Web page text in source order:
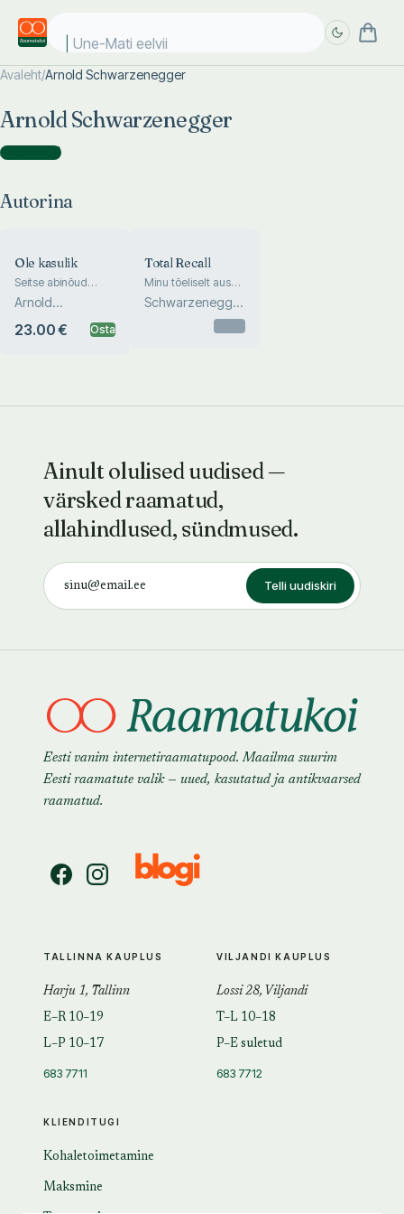
Une-Mati eelviim
Avaleht/Arnold Schwarzenegger
Arnold Schwarzenegger
Autorina )
Autorina
Ole kasulik
Seitse abinõud
eluks
Arnold
Schwarzenegger
23.00 € Osta
Total Recall
Minu tõeliselt aus
elulugu
Schwarzenegger,
Ainult olulised uudised —
värsked raamatud,
allahindlused, sündmused.
Telli uudiskiri
Eesti vanim internetiraamatupood. Maailma suurim
Eesti raamatute valik — uued, kasutatud ja antikvaarsed
raamatud.
KLIENDITUGI
Kohaletoimetamine
Maksmine
TALLINNA KAUPLUS
Harju 1, Tallinn
E–R 10–19
L–P 10–17
683 7711
VILJANDI KAUPLUS
Lossi 28, Viljandi
T–L 10–18
P–E suletud
683 7712